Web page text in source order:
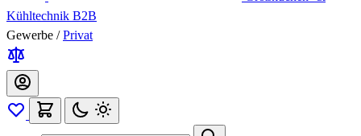
Kühltechnik B2B
Gewerbe / Privat